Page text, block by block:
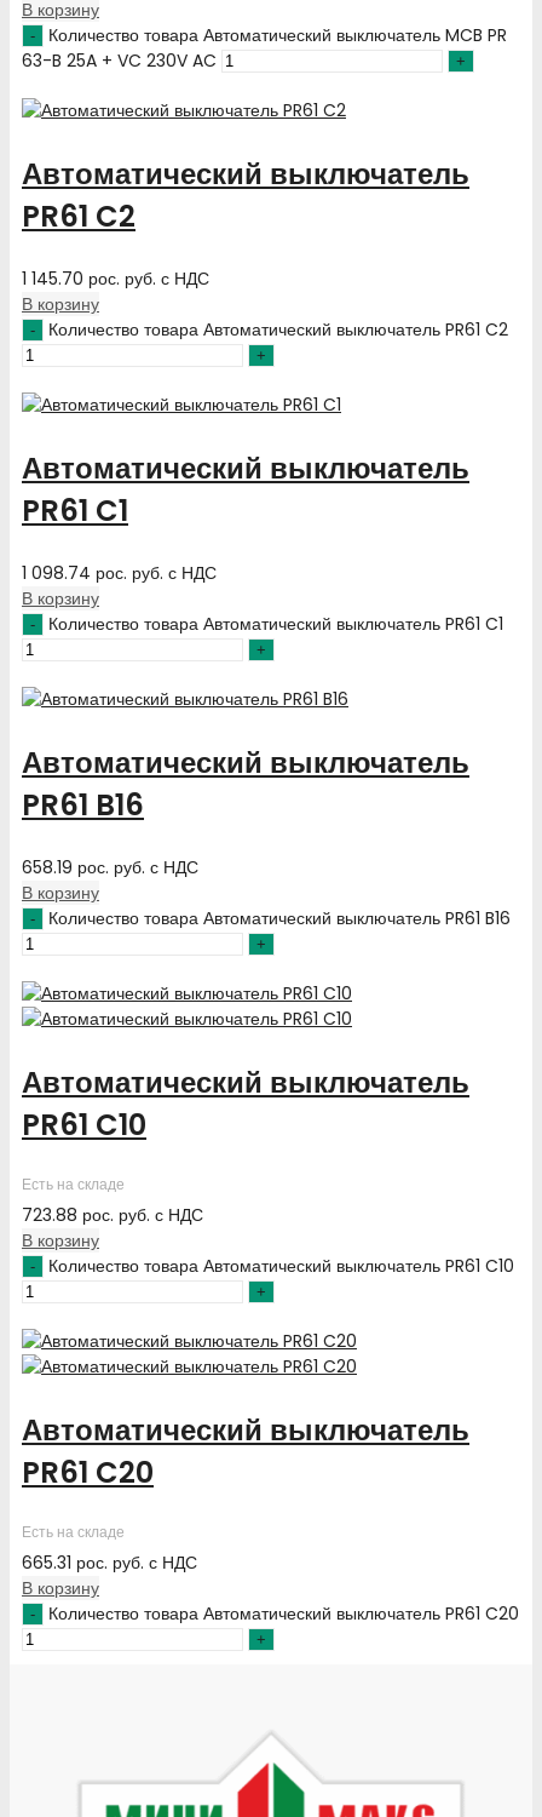
В корзину
Количество товара Автоматический выключатель MCB PR
63-B 25A + VC 230V AC
Автоматический выключатель
PR61 C2
1 145.70 рос. руб. с НДС
В корзину
Количество товара Автоматический выключатель PR61 C2
Автоматический выключатель
PR61 C1
1 098.74 рос. руб. с НДС
В корзину
Количество товара Автоматический выключатель PR61 C1
Автоматический выключатель
PR61 B16
658.19 рос. руб. с НДС
В корзину
Количество товара Автоматический выключатель PR61 B16
Автоматический выключатель
PR61 C10
Есть на складе
723.88 рос. руб. с НДС
В корзину
Количество товара Автоматический выключатель PR61 C10
Автоматический выключатель
PR61 C20
Есть на складе
665.31 рос. руб. с НДС
В корзину
Количество товара Автоматический выключатель PR61 C20